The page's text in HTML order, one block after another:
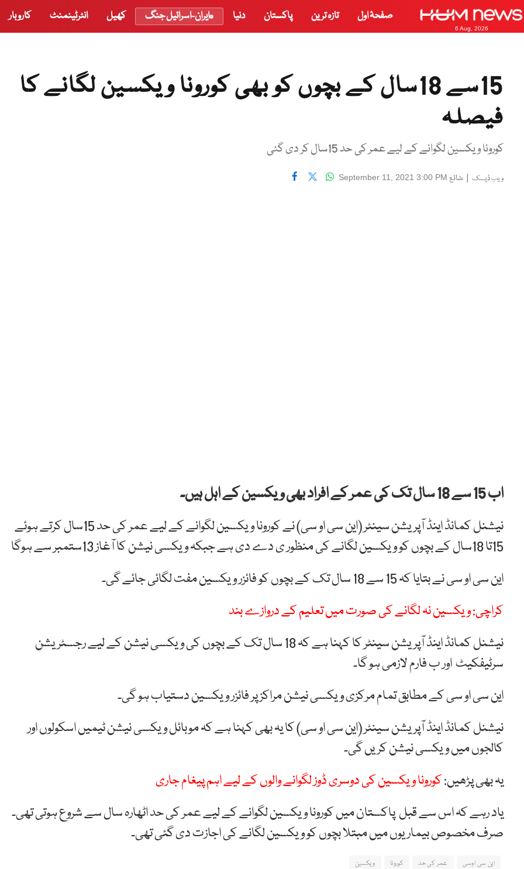
6 Aug, 2026
صفحۂ اول تازہ ترین پاکستان دنیا ایران-اسرائیل جنگ کھیل انٹرٹینمنٹ کاروبار
15سے 18سال کے بچوں کو بھی کورونا ویکسین لگانے کا
فیصلہ
کورونا ویکسین لگوانے کے لیے عمر کی حد 15سال کر دی گئی
ویب ڈیسک | شائع September 11, 2021 3:00 PM
اب 15 سے 18 سال تک کی عمر کے افراد بھی ویکسین کے اہل ہیں۔
نیشنل کمانڈ اینڈ آپریشن سینٹر (این سی او سی) نے کورونا ویکسین لگوانے کے لیے عمر کی حد 15سال کرتے ہوئے
15تا 18سال کے بچوں کو ویکسین لگانے کی منظور ی دے دی ہے جبکہ ویکسی نیشن کا آغاز 13ستمبر سے ہوگا
این سی او سی نے بتایا کہ 15 سے 18 سال تک کے بچوں کو فائزر ویکسین مفت لگائی جائے گی۔
کراچی: ویکسین نہ لگانے کی صورت میں تعلیم کے دروازے بند
نیشنل کمانڈ اینڈ آپریشن سینٹر کا کہنا ہے کہ 18 سال تک کے بچوں کی ویکسی نیشن کے لیے رجسٹریشن
سرٹیفکیٹ اور ب فارم لازمی ہو گا۔
این سی او سی کے مطابق تمام مرکزی ویکسی نیشن مراکز پر فائزر ویکسین دستیاب ہو گی۔
نیشنل کمانڈ اینڈ آپریشن سینٹر (این سی او سی) کا یہ بھی کہنا ہے کہ موبائل ویکسی نیشن ٹیمیں اسکولوں اور
کالجوں میں ویکسی نیشن کریں گی۔
یہ بھی پڑھیں:کورونا ویکسین کی دوسری ڈوز لگوانے والوں کے لیے اہم پیغام جاری
یاد رہے کہ اس سے قبل پاکستان میں کورونا ویکسین لگوانے کے لیے عمر کی حد اٹھارہ سال سے شروع ہوتی تھی۔
صرف مخصوص بیماریوں میں مبتلا بچوں کو ویکسین لگانے کی اجازت دی گئی تھی۔
این سی اوسی عمر کی حد کورونا ویکسین